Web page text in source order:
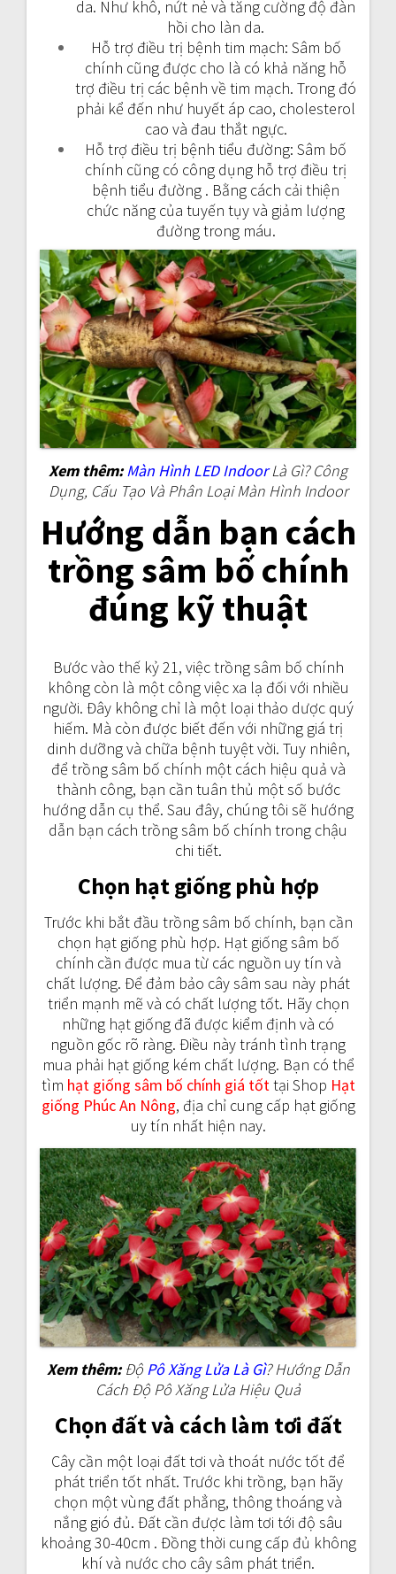
da. Như khô, nứt nẻ và tăng cường độ đàn
hồi cho làn da.
Hỗ trợ điều trị bệnh tim mạch: Sâm bố
chính cũng được cho là có khả năng hỗ
trợ điều trị các bệnh về tim mạch. Trong đó
phải kể đến như huyết áp cao, cholesterol
cao và đau thắt ngực.
Hỗ trợ điều trị bệnh tiểu đường: Sâm bố
chính cũng có công dụng hỗ trợ điều trị
bệnh tiểu đường . Bằng cách cải thiện
chức năng của tuyến tụy và giảm lượng
đường trong máu.
Xem thêm:Màn Hình LED IndoorLà Gì? Công
Dụng, Cấu Tạo Và Phân Loại Màn Hình Indoor
Hướng dẫn bạn cách
trồng sâm bố chính
đúng kỹ thuật
Bước vào thế kỷ 21, việc trồng sâm bố chính
không còn là một công việc xa lạ đối với nhiều
người. Đây không chỉ là một loại thảo dược quý
hiếm. Mà còn được biết đến với những giá trị
dinh dưỡng và chữa bệnh tuyệt vời. Tuy nhiên,
để trồng sâm bố chính một cách hiệu quả và
thành công, bạn cần tuân thủ một số bước
hướng dẫn cụ thể. Sau đây, chúng tôi sẽ hướng
dẫn bạn cách trồng sâm bố chính trong chậu
chi tiết.
Chọn hạt giống phù hợp
Trước khi bắt đầu trồng sâm bố chính, bạn cần
chọn hạt giống phù hợp. Hạt giống sâm bố
chính cần được mua từ các nguồn uy tín và
chất lượng. Để đảm bảo cây sâm sau này phát
triển mạnh mẽ và có chất lượng tốt. Hãy chọn
những hạt giống đã được kiểm định và có
nguồn gốc rõ ràng. Điều này tránh tình trạng
mua phải hạt giống kém chất lượng. Bạn có thể
tìm hạt giống sâm bố chính giá tốttại Shop Hạt
giống Phúc An Nông, địa chỉ cung cấp hạt giống
uy tín nhất hiện nay.
Xem thêm:Độ Pô Xăng Lửa Là Gì? Hướng Dẫn
Cách Độ Pô Xăng Lửa Hiệu Quả
Chọn đất và cách làm tơi đất
Cây cần một loại đất tơi và thoát nước tốt để
phát triển tốt nhất. Trước khi trồng, bạn hãy
chọn một vùng đất phẳng, thông thoáng và
nắng gió đủ. Đất cần được làm tơi tới độ sâu
khoảng 30-40cm . Đồng thời cung cấp đủ không
khí và nước cho cây sâm phát triển.